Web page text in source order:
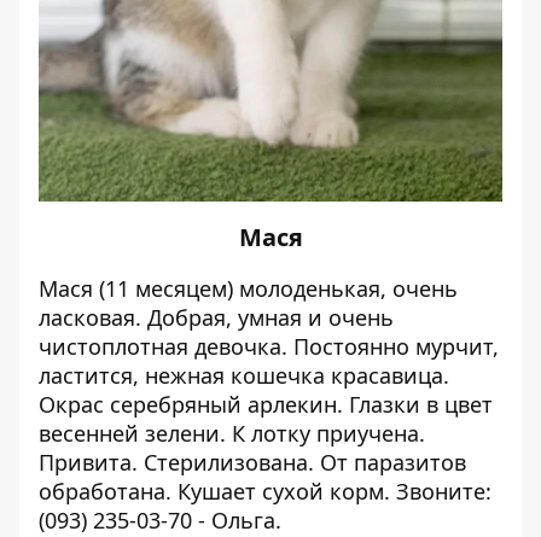
Мася
Мася (11 месяцем) молоденькая, очень
ласковая. Добрая, умная и очень
чистоплотная девочка. Постоянно мурчит,
ластится, нежная кошечка красавица.
Окрас серебряный арлекин. Глазки в цвет
весенней зелени. К лотку приучена.
Привита. Стерилизована. От паразитов
обработана. Кушает сухой корм. Звоните:
(093) 235-03-70 - Ольга.